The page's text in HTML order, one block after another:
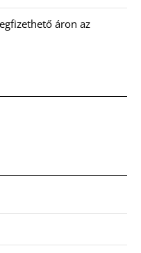
áron az